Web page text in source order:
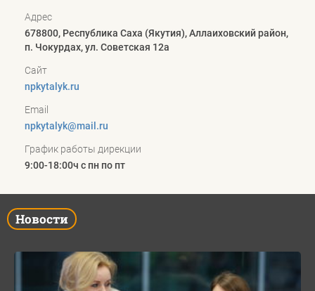
Адрес
678800, Республика Саха (Якутия), Аллаиховский район,
п. Чокурдах, ул. Советская 12а
Сайт
npkytalyk.ru
Email
npkytalyk@mail.ru
График работы дирекции
9:00-18:00ч с пн по пт
Новости